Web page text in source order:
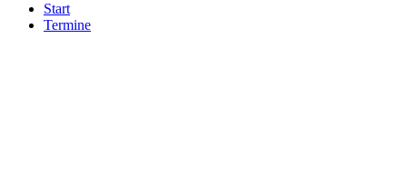
Start
Termine